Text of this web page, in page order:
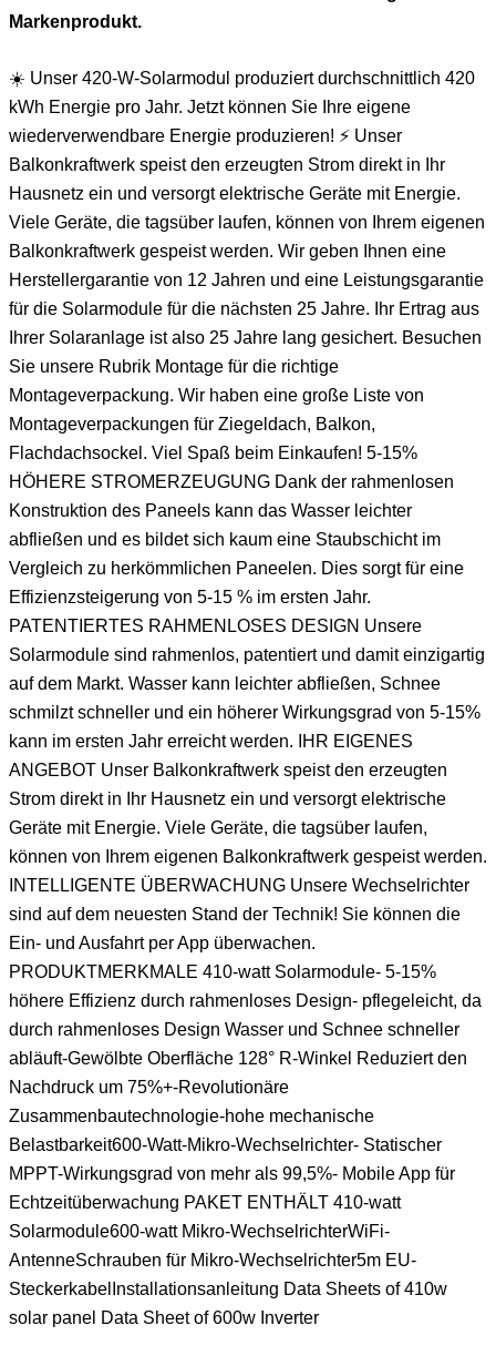
Markenprodukt.
☀️ Unser 420-W-Solarmodul produziert durchschnittlich 420
kWh Energie pro Jahr. Jetzt können Sie Ihre eigene
wiederverwendbare Energie produzieren! ⚡️ Unser
Balkonkraftwerk speist den erzeugten Strom direkt in Ihr
Hausnetz ein und versorgt elektrische Geräte mit Energie.
Viele Geräte, die tagsüber laufen, können von Ihrem eigenen
Balkonkraftwerk gespeist werden. Wir geben Ihnen eine
Herstellergarantie von 12 Jahren und eine Leistungsgarantie
für die Solarmodule für die nächsten 25 Jahre. Ihr Ertrag aus
Ihrer Solaranlage ist also 25 Jahre lang gesichert. Besuchen
Sie unsere Rubrik Montage für die richtige
Montageverpackung. Wir haben eine große Liste von
Montageverpackungen für Ziegeldach, Balkon,
Flachdachsockel. Viel Spaß beim Einkaufen! 5-15%
HÖHERE STROMERZEUGUNG Dank der rahmenlosen
Konstruktion des Paneels kann das Wasser leichter
abfließen und es bildet sich kaum eine Staubschicht im
Vergleich zu herkömmlichen Paneelen. Dies sorgt für eine
Effizienzsteigerung von 5-15 % im ersten Jahr.
PATENTIERTES RAHMENLOSES DESIGN Unsere
Solarmodule sind rahmenlos, patentiert und damit einzigartig
auf dem Markt. Wasser kann leichter abfließen, Schnee
schmilzt schneller und ein höherer Wirkungsgrad von 5-15%
kann im ersten Jahr erreicht werden. IHR EIGENES
ANGEBOT Unser Balkonkraftwerk speist den erzeugten
Strom direkt in Ihr Hausnetz ein und versorgt elektrische
Geräte mit Energie. Viele Geräte, die tagsüber laufen,
können von Ihrem eigenen Balkonkraftwerk gespeist werden.
INTELLIGENTE ÜBERWACHUNG Unsere Wechselrichter
sind auf dem neuesten Stand der Technik! Sie können die
Ein- und Ausfahrt per App überwachen.
PRODUKTMERKMALE 410-watt Solarmodule- 5-15%
höhere Effizienz durch rahmenloses Design- pflegeleicht, da
durch rahmenloses Design Wasser und Schnee schneller
abläuft-Gewölbte Oberfläche 128° R-Winkel Reduziert den
Nachdruck um 75%+-Revolutionäre
Zusammenbautechnologie-hohe mechanische
Belastbarkeit600-Watt-Mikro-Wechselrichter- Statischer
MPPT-Wirkungsgrad von mehr als 99,5%- Mobile App für
Echtzeitüberwachung PAKET ENTHÄLT 410-watt
Solarmodule600-watt Mikro-WechselrichterWiFi-
AntenneSchrauben für Mikro-Wechselrichter5m EU-
SteckerkabelInstallationsanleitung Data Sheets of 410w
solar panel Data Sheet of 600w Inverter